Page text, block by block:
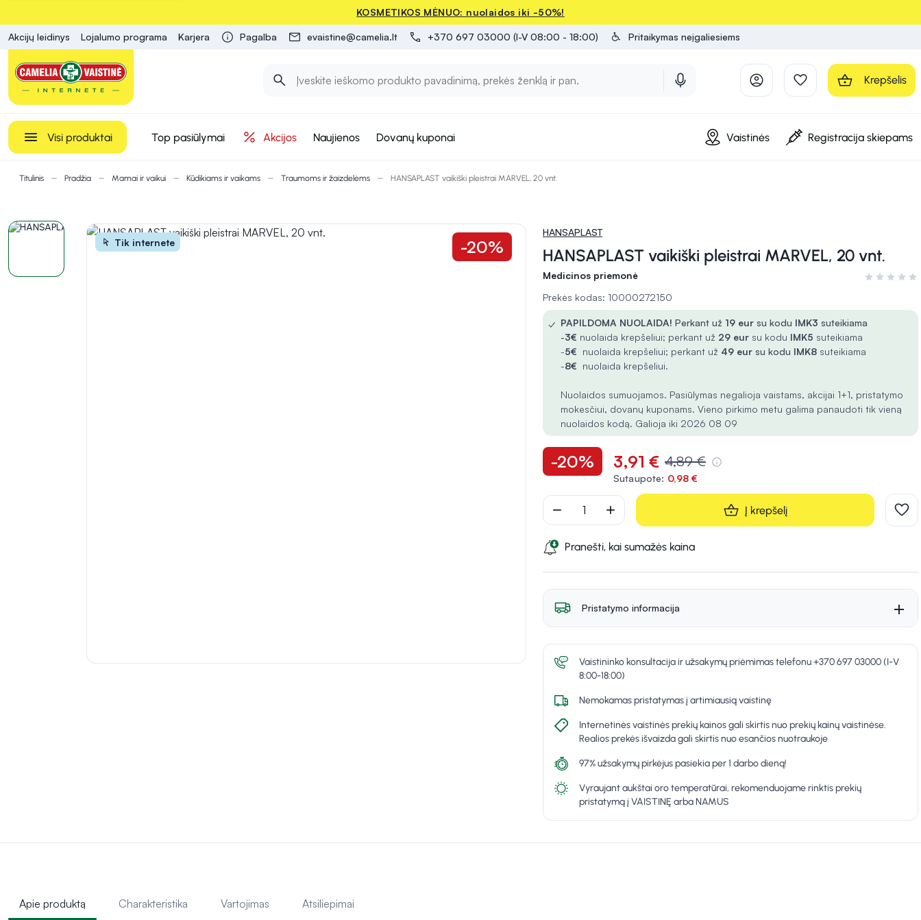
KOSMETIKOS MĖNUO: nuolaidos iki -50%!
Akcijų leidinys Lojalumo programa Karjera Pagalba evaistine@camelia.lt +370 697 03000 (I-V 08:00 - 18:00) Pritaikymas neįgaliesiems
Krepšelis
Visi produktai Top pasiūlymai Akcijos Naujienos Dovanų kuponai Vaistinės Registracija skiepams
Titulinis Pradžia Mamai ir vaikui Kūdikiams ir vaikams Traumoms ir žaizdelėms HANSAPLAST vaikiški pleistrai MARVEL, 20 vnt.
Tik internete -20%
HANSAPLAST
HANSAPLAST vaikiški pleistrai MARVEL, 20 vnt.
Medicinos priemonė
Įvertinimas
Prekės kodas: 10000272150
✓ PAPILDOMA NUOLAIDA! Perkant už 19 eur su kodu IMK3 suteikiama
-3€ nuolaida krepšeliui; perkant už 29 eur su kodu IMK5 suteikiama
-5€ nuolaida krepšeliui; perkant už 49 eur su kodu IMK8 suteikiama
-8€ nuolaida krepšeliui.
Nuolaidos sumuojamos. Pasiūlymas negalioja vaistams, akcijai 1+1, pristatymo
mokesčiui, dovanų kuponams. Vieno pirkimo metu galima panaudoti tik vieną
nuolaidos kodą. Galioja iki 2026 08 09
-20% 3,91 € 4,89 €
Sutaupote: 0,98 €
remove add Į krepšelį
Pranešti, kai sumažės kaina
Pristatymo informacija
Vaistininko konsultacija ir užsakymų priėmimas telefonu +370 697 03000 (I-V
8:00-18:00)
Nemokamas pristatymas į artimiausią vaistinę
Internetinės vaistinės prekių kainos gali skirtis nuo prekių kainų vaistinėse.
Realios prekės išvaizda gali skirtis nuo esančios nuotraukoje
97% užsakymų pirkėjus pasiekia per 1 darbo dieną!
Vyraujant aukštai oro temperatūrai, rekomenduojame rinktis prekių
pristatymą į VAISTINĘ arba NAMUS
Apie produktą Charakteristika Vartojimas Atsiliepimai